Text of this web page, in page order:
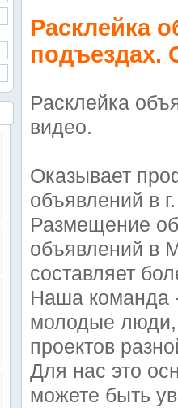
Расклейка
подъездах.
Расклейка
видеo.
Оказывает
объявлений в
Размещение
объявлений в
составляет
Наша команда
молодые люди,
проектов
Для нас это
можете быть